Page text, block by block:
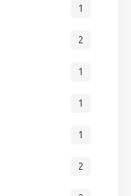
1
2
1
1
1
2